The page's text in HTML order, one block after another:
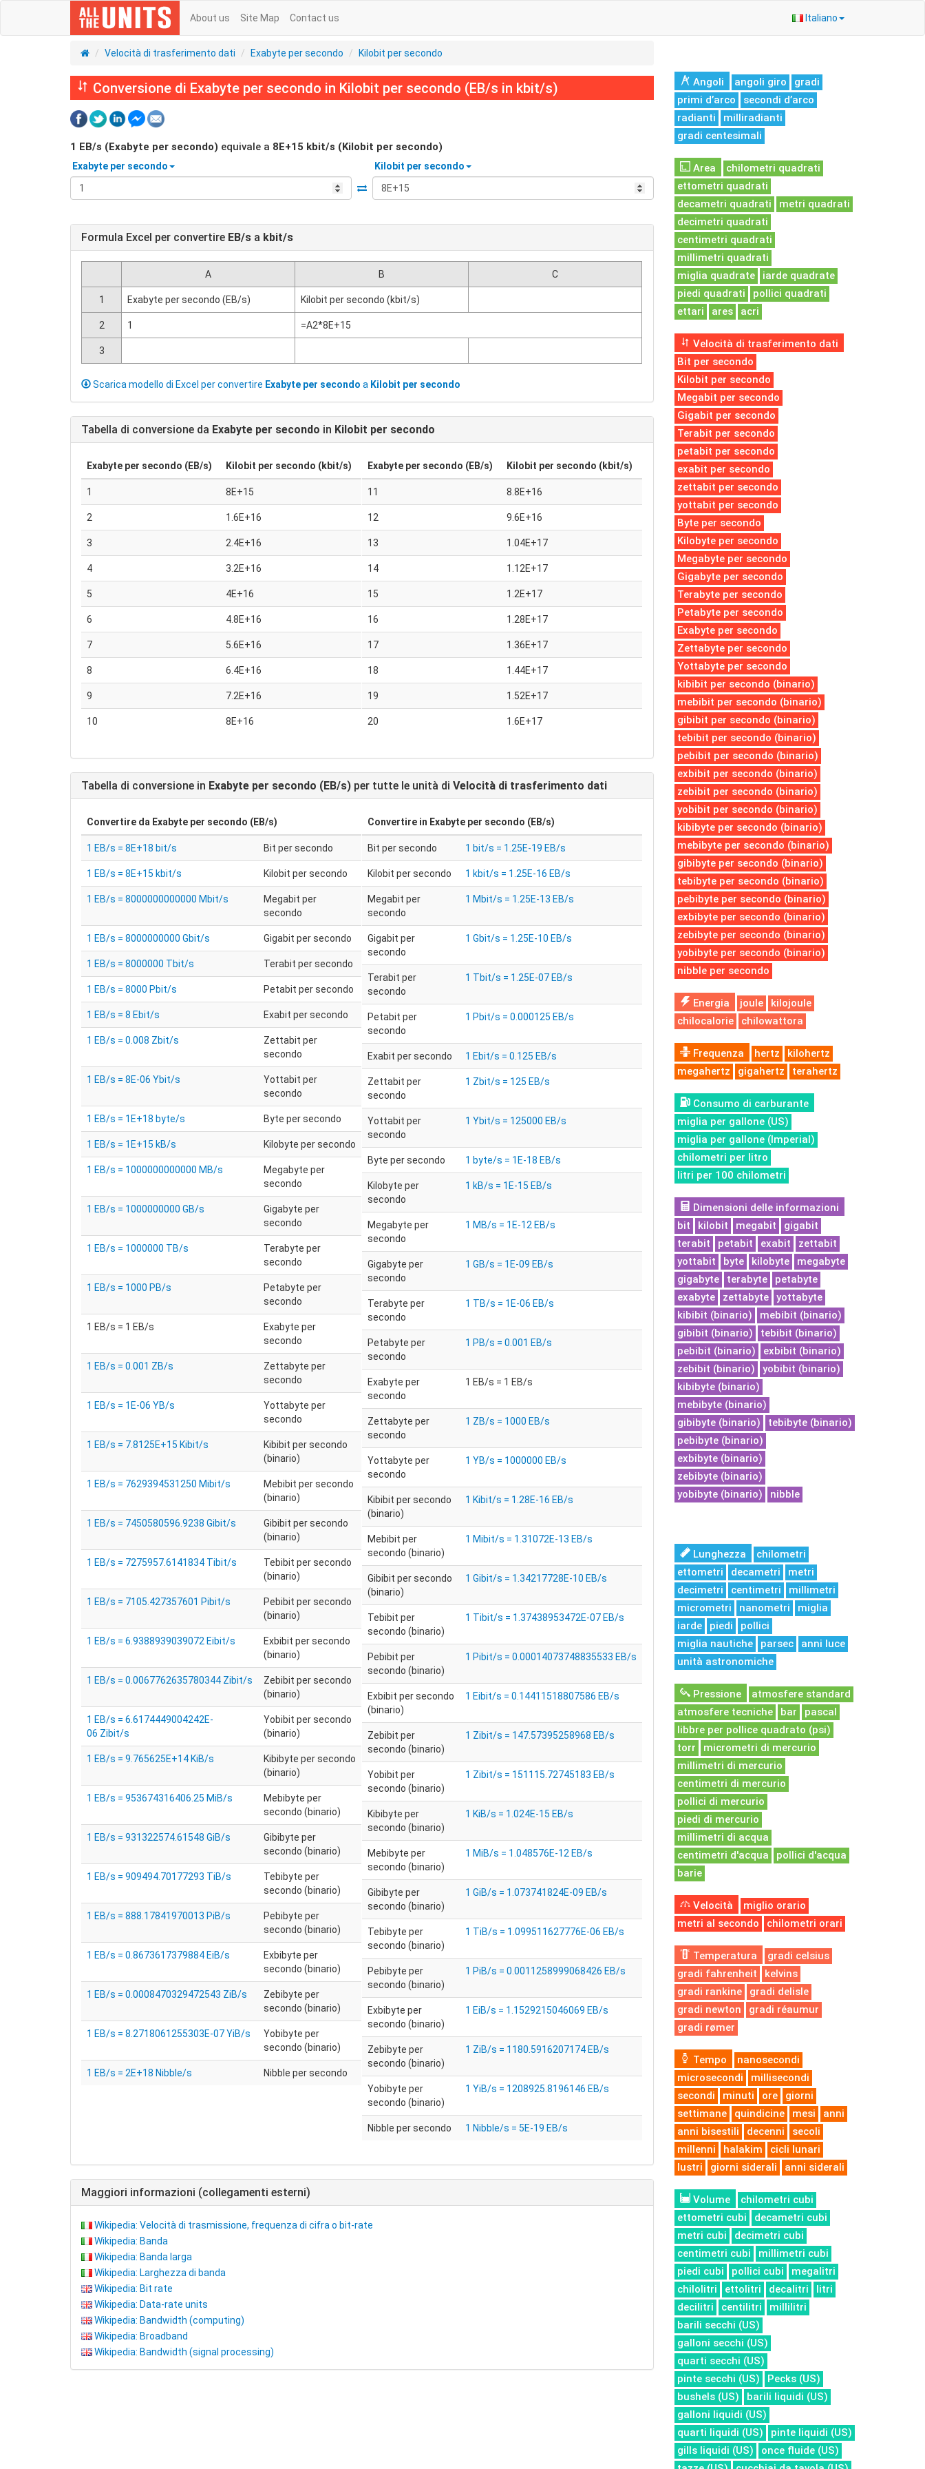
Italiano
About us Site Map Contact us
Velocità di trasferimento dati Exabyte per secondo Kilobit per secondo
Conversione di Exabyte per secondo in Kilobit per secondo (EB/s in kbit/s)
1 EB/s (Exabyte per secondo) equivale a 8E+15 kbit/s (Kilobit per secondo)
Exabyte per secondo Kilobit per secondo
Formula Excel per convertire EB/s a kbit/s
A B C
1 Exabyte per secondo (EB/s) Kilobit per secondo (kbit/s)
2 1 =A2*8E+15
3
Scarica modello di Excel per convertire Exabyte per secondo a Kilobit per secondo
Tabella di conversione da Exabyte per secondo in Kilobit per secondo
Exabyte per secondo (EB/s) Kilobit per secondo (kbit/s)
1 8E+15
2 1.6E+16
3 2.4E+16
4 3.2E+16
5 4E+16
6 4.8E+16
7 5.6E+16
8 6.4E+16
9 7.2E+16
10 8E+16
Exabyte per secondo (EB/s) Kilobit per secondo (kbit/s)
11 8.8E+16
12 9.6E+16
13 1.04E+17
14 1.12E+17
15 1.2E+17
16 1.28E+17
17 1.36E+17
18 1.44E+17
19 1.52E+17
20 1.6E+17
Tabella di conversione in Exabyte per secondo (EB/s) per tutte le unità di Velocità di trasferimento dati
Convertire da Exabyte per secondo (EB/s)
1 EB/s = 8E+18 bit/s Bit per secondo
1 EB/s = 8E+15 kbit/s Kilobit per secondo
1 EB/s = 8000000000000 Mbit/s
Megabit per
secondo
1 EB/s = 8000000000 Gbit/s Gigabit per secondo
1 EB/s = 8000000 Tbit/s Terabit per secondo
1 EB/s = 8000 Pbit/s Petabit per secondo
1 EB/s = 8 Ebit/s Exabit per secondo
1 EB/s = 0.008 Zbit/s
Zettabit per
secondo
1 EB/s = 8E-06 Ybit/s
Yottabit per
secondo
1 EB/s = 1E+18 byte/s Byte per secondo
1 EB/s = 1E+15 kB/s Kilobyte per secondo
1 EB/s = 1000000000000 MB/s
Megabyte per
secondo
1 EB/s = 1000000000 GB/s
Gigabyte per
secondo
1 EB/s = 1000000 TB/s
Terabyte per
secondo
1 EB/s = 1000 PB/s
Petabyte per
secondo
1 EB/s = 1 EB/s
Exabyte per
secondo
1 EB/s = 0.001 ZB/s
Zettabyte per
secondo
1 EB/s = 1E-06 YB/s
Yottabyte per
secondo
1 EB/s = 7.8125E+15 Kibit/s
Kibibit per secondo
(binario)
1 EB/s = 7629394531250 Mibit/s
Mebibit per secondo
(binario)
1 EB/s = 7450580596.9238 Gibit/s
Gibibit per secondo
(binario)
1 EB/s = 7275957.6141834 Tibit/s
Tebibit per secondo
(binario)
1 EB/s = 7105.427357601 Pibit/s
Pebibit per secondo
(binario)
1 EB/s = 6.9388939039072 Eibit/s
Exbibit per secondo
(binario)
1 EB/s = 0.0067762635780344 Zibit/s
Zebibit per secondo
(binario)
1 EB/s = 6.6174449004242E-
06 Zibit/s
Yobibit per secondo
(binario)
1 EB/s = 9.765625E+14 KiB/s
Kibibyte per secondo
(binario)
1 EB/s = 953674316406.25 MiB/s
Mebibyte per
secondo (binario)
1 EB/s = 931322574.61548 GiB/s
Gibibyte per
secondo (binario)
1 EB/s = 909494.70177293 TiB/s
Tebibyte per
secondo (binario)
1 EB/s = 888.17841970013 PiB/s
Pebibyte per
secondo (binario)
1 EB/s = 0.8673617379884 EiB/s
Exbibyte per
secondo (binario)
1 EB/s = 0.0008470329472543 ZiB/s
Zebibyte per
secondo (binario)
1 EB/s = 8.2718061255303E-07 YiB/s
Yobibyte per
secondo (binario)
1 EB/s = 2E+18 Nibble/s Nibble per secondo
Convertire in Exabyte per secondo (EB/s)
Bit per secondo 1 bit/s = 1.25E-19 EB/s
Kilobit per secondo 1 kbit/s = 1.25E-16 EB/s
Megabit per
secondo
1 Mbit/s = 1.25E-13 EB/s
Gigabit per
secondo
1 Gbit/s = 1.25E-10 EB/s
Terabit per
secondo
1 Tbit/s = 1.25E-07 EB/s
Petabit per
secondo
1 Pbit/s = 0.000125 EB/s
Exabit per secondo 1 Ebit/s = 0.125 EB/s
Zettabit per
secondo
1 Zbit/s = 125 EB/s
Yottabit per
secondo
1 Ybit/s = 125000 EB/s
Byte per secondo 1 byte/s = 1E-18 EB/s
Kilobyte per
secondo
1 kB/s = 1E-15 EB/s
Megabyte per
secondo
1 MB/s = 1E-12 EB/s
Gigabyte per
secondo
1 GB/s = 1E-09 EB/s
Terabyte per
secondo
1 TB/s = 1E-06 EB/s
Petabyte per
secondo
1 PB/s = 0.001 EB/s
Exabyte per
secondo
1 EB/s = 1 EB/s
Zettabyte per
secondo
1 ZB/s = 1000 EB/s
Yottabyte per
secondo
1 YB/s = 1000000 EB/s
Kibibit per secondo
(binario)
1 Kibit/s = 1.28E-16 EB/s
Mebibit per
secondo (binario)
1 Mibit/s = 1.31072E-13 EB/s
Gibibit per secondo
(binario)
1 Gibit/s = 1.34217728E-10 EB/s
Tebibit per
secondo (binario)
1 Tibit/s = 1.37438953472E-07 EB/s
Pebibit per
secondo (binario)
1 Pibit/s = 0.00014073748835533 EB/s
Exbibit per secondo
(binario)
1 Eibit/s = 0.14411518807586 EB/s
Zebibit per
secondo (binario)
1 Zibit/s = 147.57395258968 EB/s
Yobibit per
secondo (binario)
1 Zibit/s = 151115.72745183 EB/s
Kibibyte per
secondo (binario)
1 KiB/s = 1.024E-15 EB/s
Mebibyte per
secondo (binario)
1 MiB/s = 1.048576E-12 EB/s
Gibibyte per
secondo (binario)
1 GiB/s = 1.073741824E-09 EB/s
Tebibyte per
secondo (binario)
1 TiB/s = 1.099511627776E-06 EB/s
Pebibyte per
secondo (binario)
1 PiB/s = 0.0011258999068426 EB/s
Exbibyte per
secondo (binario)
1 EiB/s = 1.1529215046069 EB/s
Zebibyte per
secondo (binario)
1 ZiB/s = 1180.5916207174 EB/s
Yobibyte per
secondo (binario)
1 YiB/s = 1208925.8196146 EB/s
Nibble per secondo 1 Nibble/s = 5E-19 EB/s
Maggiori informazioni (collegamenti esterni)
Wikipedia: Velocità di trasmissione, frequenza di cifra o bit-rate
Wikipedia: Banda
Wikipedia: Banda larga
Wikipedia: Larghezza di banda
Wikipedia: Bit rate
Wikipedia: Data-rate units
Wikipedia: Bandwidth (computing)
Wikipedia: Broadband
Wikipedia: Bandwidth (signal processing)
Angoli angoli giro
gradi
primi d’arco
secondi d’arco
radianti
milliradianti
gradi centesimali
Area
chilometri quadrati
ettometri quadrati
decametri quadrati
metri quadrati
decimetri quadrati
centimetri quadrati
millimetri quadrati
miglia quadrate
iarde quadrate
piedi quadrati
pollici quadrati
ettari
ares acri
Velocità di trasferimento dati
Bit per secondo
Kilobit per secondo
Megabit per secondo
Gigabit per secondo
Terabit per secondo
petabit per secondo
exabit per secondo
zettabit per secondo
yottabit per secondo
Byte per secondo
Kilobyte per secondo
Megabyte per secondo
Gigabyte per secondo
Terabyte per secondo
Petabyte per secondo
Exabyte per secondo
Zettabyte per secondo
Yottabyte per secondo
kibibit per secondo (binario)
mebibit per secondo (binario)
gibibit per secondo (binario)
tebibit per secondo (binario)
pebibit per secondo (binario)
exbibit per secondo (binario)
zebibit per secondo (binario)
yobibit per secondo (binario)
kibibyte per secondo (binario)
mebibyte per secondo (binario)
gibibyte per secondo (binario)
tebibyte per secondo (binario)
pebibyte per secondo (binario)
exbibyte per secondo (binario)
zebibyte per secondo (binario)
yobibyte per secondo (binario)
nibble per secondo
Energia joule
kilojoule
chilocalorie
chilowattora
Frequenza hertz
kilohertz
megahertz
gigahertz terahertz
Consumo di carburante
miglia per gallone (US)
miglia per gallone (Imperial)
chilometri per litro
litri per 100 chilometri
Dimensioni delle informazioni
bit
kilobit megabit
gigabit
terabit
petabit exabit
zettabit
yottabit
byte kilobyte
megabyte
gigabyte
terabyte
petabyte
exabyte
zettabyte
yottabyte
kibibit (binario)
mebibit (binario)
gibibit (binario)
tebibit (binario)
pebibit (binario)
exbibit (binario)
zebibit (binario)
yobibit (binario)
kibibyte (binario)
mebibyte (binario)
gibibyte (binario)
tebibyte (binario)
pebibyte (binario)
exbibyte (binario)
zebibyte (binario)
yobibyte (binario)
nibble
Lunghezza
chilometri
ettometri
decametri
metri
decimetri
centimetri
millimetri
micrometri
nanometri
miglia
iarde
piedi
pollici
miglia nautiche
parsec
anni luce
unità astronomiche
Pressione
atmosfere standard
atmosfere tecniche
bar
pascal
libbre per pollice quadrato (psi)
torr
micrometri di mercurio
millimetri di mercurio
centimetri di mercurio
pollici di mercurio
piedi di mercurio
millimetri di acqua
centimetri d'acqua
pollici d'acqua
barie
Velocità
miglio orario
metri al secondo
chilometri orari
Temperatura
gradi celsius
gradi fahrenheit
kelvins
gradi rankine
gradi delisle
gradi newton
gradi réaumur
gradi rømer
Tempo
nanosecondi
microsecondi
millisecondi
secondi
minuti ore
giorni
settimane
quindicine mesi
anni
anni bisestili
decenni
secoli
millenni
halakim
cicli lunari
lustri
giorni siderali anni siderali
Volume
chilometri cubi
ettometri cubi
decametri cubi
metri cubi
decimetri cubi
centimetri cubi
millimetri cubi
piedi cubi
pollici cubi
megalitri
chilolitri
ettolitri decalitri
litri
decilitri
centilitri
millilitri
barili secchi (US)
galloni secchi (US)
quarti secchi (US)
pinte secchi (US)
Pecks (US)
bushels (US)
barili liquidi (US)
galloni liquidi (US)
quarti liquidi (US)
pinte liquidi (US)
gills liquidi (US)
once fluide (US)